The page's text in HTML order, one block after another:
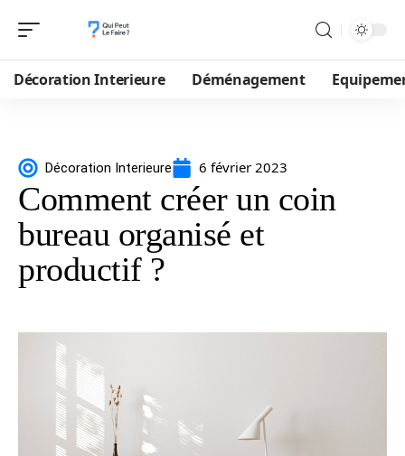
Décoration Interieure Déménagement
Décoration Interieure 6 février 2023
Comment créer un coin
bureau organisé et
productif ?